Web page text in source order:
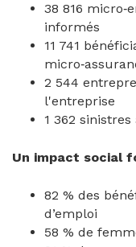
38 816
informés
11 741
2 544
l'entreprise
1 362
Un impact social
82 % des
d’emploi
58 % de